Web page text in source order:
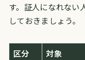
す。証人になれない
しておきましょう。
区分
対象